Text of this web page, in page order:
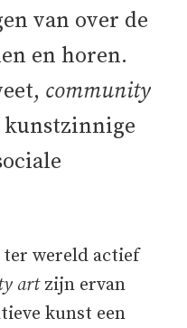
van over de
en horen.
community
ter wereld actief
artzijn ervan
kunst een